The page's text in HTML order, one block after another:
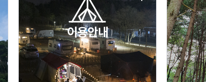
안점 점검의 날 변경 안내
) 미운영 공지
이용안내